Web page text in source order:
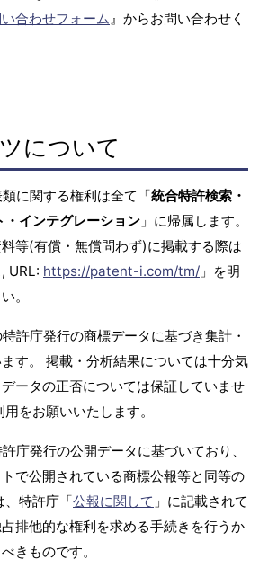
合わせフォーム 』からお問い合わせく
について
に関する権利は全て「統合特許検索・
インテグレーション 」に帰属します。
等(有償・無償問わず)に掲載する際は
URL: https://patent-i.com/tm/ 」を明
。
許庁発行の商標データに基づき集計・
す。 掲載・分析結果については十分気
ータの正否については保証していませ
をお願いいたします。
庁発行の公開データに基づいており、
で公開されている商標公報等と同等の
、特許庁「公報に関して 」に記載されて
排他的な権利を求める手続きを行うか
きものです。